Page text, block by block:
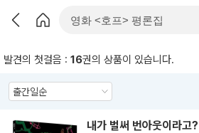
발견의 첫걸음 : 16권의 상품이 있습니다.
내가 벌써 번아웃이라고?